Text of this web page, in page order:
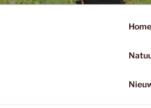
Home